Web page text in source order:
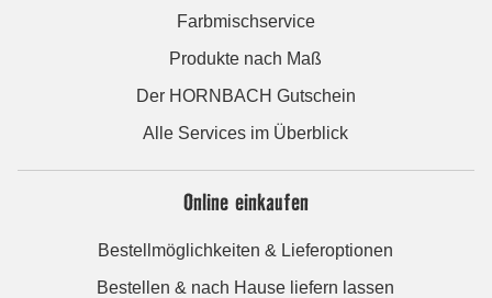
Farbmischservice
Produkte nach Maß
Der HORNBACH Gutschein
Alle Services im Überblick
Online einkaufen
Bestellmöglichkeiten & Lieferoptionen
Bestellen & nach Hause liefern lassen